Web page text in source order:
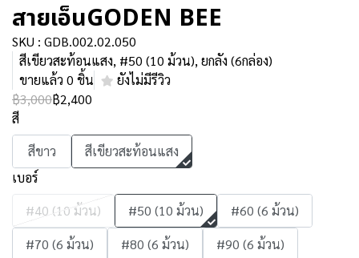
สายเอ็นGODEN BEE
SKU : GDB.002.02.050
สีเขียวสะท้อนแสง, #50 (10 ม้วน), ยกลัง (6กล่อง)
ขายแล้ว 0 ชิ้น
ยังไม่มีรีวิว
฿3,000฿2,400
สี
สีขาว
สีเขียวสะท้อนแสง
เบอร์
#40 (10 ม้วน)
#50 (10 ม้วน)
#60 (6 ม้วน)
#70 (6 ม้วน)
#80 (6 ม้วน)
#90 (6 ม้วน)